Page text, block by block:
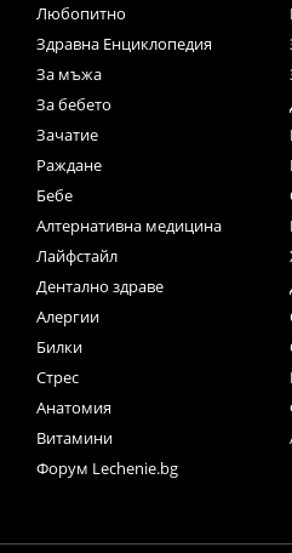
Любопитно
Здравна Енциклопедия
За мъжа
За бебето
Зачатие
Раждане
Бебе
Алтернативна медицина
Лайфстайл
Дентално здраве
Алергии
Билки
Стрес
Анатомия
Витамини
Форум Lechenie.bg